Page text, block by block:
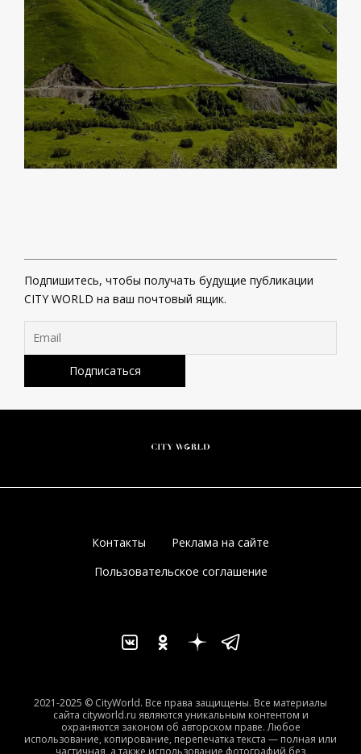
Подпишитесь, чтобы получать будущие публикации
CITY WORLD на ваш почтовый ящик.
Контакты
Реклама на сайте
Пользовательское соглашение
2021-2025 © CityWorld. Все права защищены. Все материалы
сайта cityworld.ru являются уникальным контентом и
охраняются законом об авторском праве. Любое
использование, копирование, перепечатка текста — полная или
частичная, а также использование фотографий без